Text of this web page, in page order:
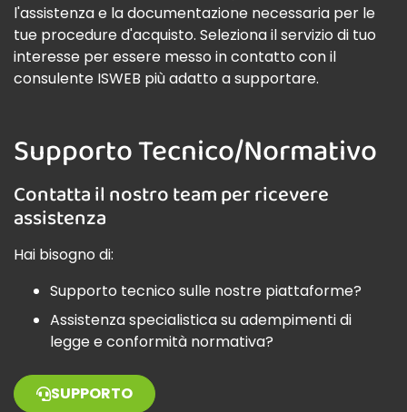
l'assistenza e la documentazione necessaria per le
tue procedure d'acquisto. Seleziona il servizio di tuo
interesse per essere messo in contatto con il
consulente ISWEB più adatto a supportare.
Supporto Tecnico/Normativo
Contatta il nostro team per ricevere
assistenza
Hai bisogno di:
Supporto tecnico sulle nostre piattaforme?
Assistenza specialistica su adempimenti di
legge e conformità normativa?
SUPPORTO